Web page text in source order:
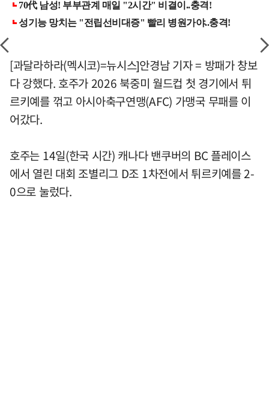
[과달라하라(멕시코)=뉴시스]안경남 기자 = 방패가 창보
다 강했다. 호주가 2026 북중미 월드컵 첫 경기에서 튀
르키예를 꺾고 아시아축구연맹(AFC) 가맹국 무패를 이
어갔다.
호주는 14일(한국 시간) 캐나다 밴쿠버의 BC 플레이스
에서 열린 대회 조별리그 D조 1차전에서 튀르키예를 2-
0으로 눌렀다.